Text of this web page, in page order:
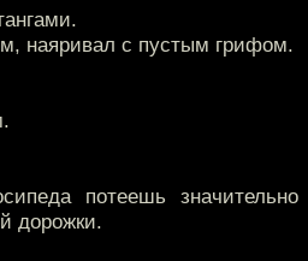
наяривал с пустым грифом.
потеешь значительно
дорожки.